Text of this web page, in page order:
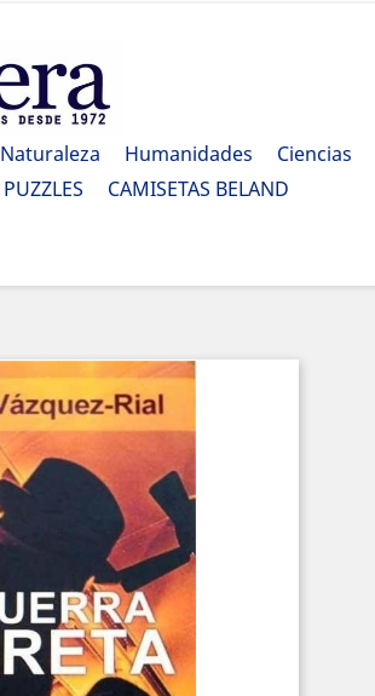
Naturaleza Humanidades Ciencias
PUZZLES CAMISETAS BELAND